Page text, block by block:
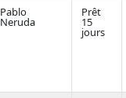
Pablo
Neruda
Prêt
15
jours